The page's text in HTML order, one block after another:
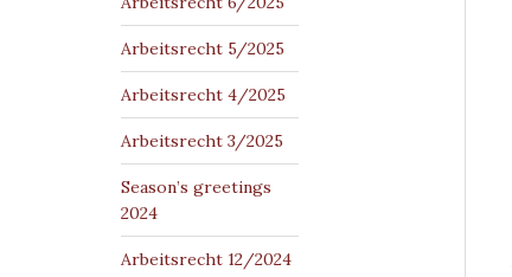
Arbeitsrecht 5/2025
Arbeitsrecht 4/2025
Arbeitsrecht 3/2025
Season’s greetings
2024
Arbeitsrecht 12/2024